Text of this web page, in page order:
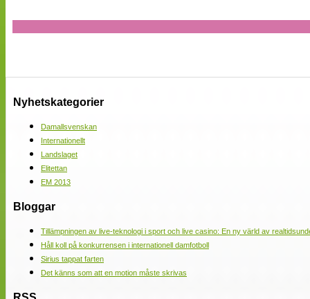
Nyhetskategorier
Damallsvenskan
Internationellt
Landslaget
Elitettan
EM 2013
Bloggar
Tillämpningen av live-teknologi i sport och live casino: En ny värld av
Håll koll på konkurrensen i internationell damfotboll
Sirius tappat farten
Det känns som att en motion måste skrivas